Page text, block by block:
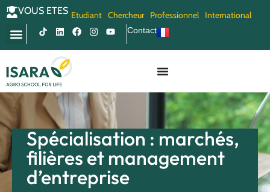
VOUS ETES Etudiant Chercheur Professionnel International
Contact
Spécialisation : marchés,
filières et management
d’entreprise